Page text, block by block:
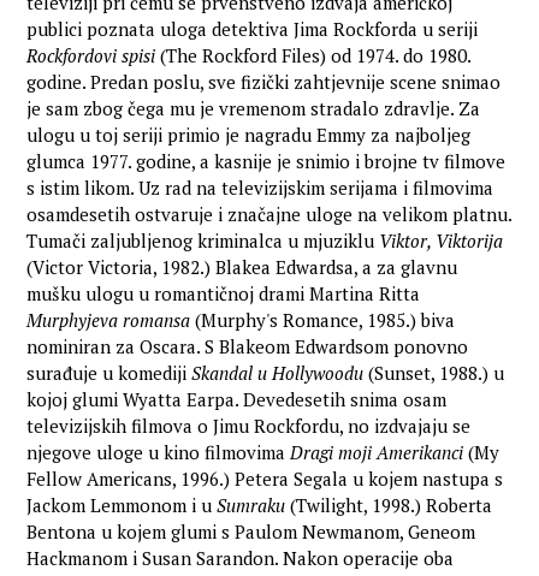
publici poznata uloga detektiva Jima Rockforda u seriji
Rockfordovi spisi (The Rockford Files) od 1974. do 1980.
godine. Predan poslu, sve fizički zahtjevnije scene snimao
je sam zbog čega mu je vremenom stradalo zdravlje. Za
ulogu u toj seriji primio je nagradu Emmy za najboljeg
glumca 1977. godine, a kasnije je snimio i brojne tv filmove
s istim likom. Uz rad na televizijskim serijama i filmovima
osamdesetih ostvaruje i značajne uloge na velikom platnu.
Tumači zaljubljenog kriminalca u mjuziklu Viktor, Viktorija
(Victor Victoria, 1982.) Blakea Edwardsa, a za glavnu
mušku ulogu u romantičnoj drami Martina Ritta
Murphyjeva romansa (Murphy's Romance, 1985.) biva
nominiran za Oscara. S Blakeom Edwardsom ponovno
surađuje u komedijiSkandal u Hollywoodu (Sunset, 1988.) u
kojoj glumi Wyatta Earpa. Devedesetih snima osam
televizijskih filmova o Jimu Rockfordu, no izdvajaju se
njegove uloge u kino filmovimaDragi moji Amerikanci (My
Fellow Americans, 1996.) Petera Segala u kojem nastupa s
Jackom Lemmonom i uSumraku (Twilight, 1998.) Roberta
Bentona u kojem glumi s Paulom Newmanom, Geneom
Hackmanom i Susan Sarandon. Nakon operacije oba